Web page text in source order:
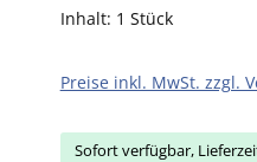
Inhalt: 1 Stück
Preise inkl. MwSt. zzgl.
Sofort verfügbar,